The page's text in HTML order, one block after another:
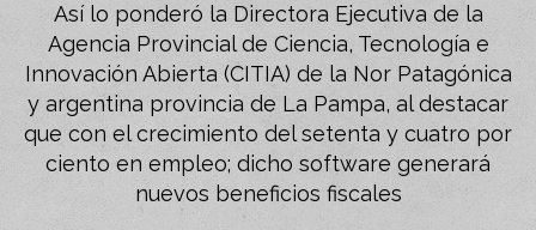
Así lo ponderó la Directora Ejecutiva de la
Agencia Provincial de Ciencia, Tecnología e
Innovación Abierta (CITIA) de la Nor Patagónica
y argentina provincia de La Pampa, al destacar
que con el crecimiento del setenta y cuatro por
ciento en empleo; dicho software generará
nuevos beneficios fiscales